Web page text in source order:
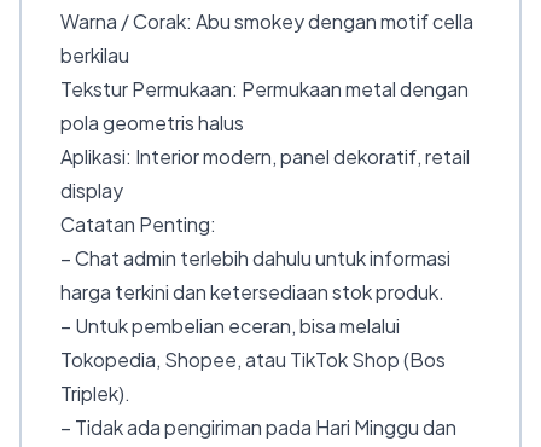
Warna / Corak: Abu smokey dengan motif cella
berkilau
Tekstur Permukaan: Permukaan metal dengan
pola geometris halus
Aplikasi: Interior modern, panel dekoratif, retail
display
Catatan Penting:
– Chat admin terlebih dahulu untuk informasi
harga terkini dan ketersediaan stok produk.
– Untuk pembelian eceran, bisa melalui
Tokopedia, Shopee, atau TikTok Shop (Bos
Triplek).
– Tidak ada pengiriman pada Hari Minggu dan